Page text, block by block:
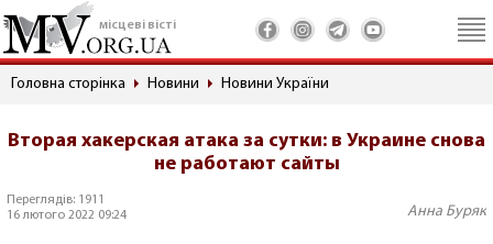
місцеві вісті
Головна сторінка Новини Новини України
Вторая хакерская атака за сутки: в Украине снова
не работают сайты
Переглядів: 1911
16 лютого 2022 09:24
Анна Буряк